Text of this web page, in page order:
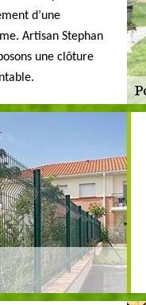
d’une
Artisan Stephan
une clôture